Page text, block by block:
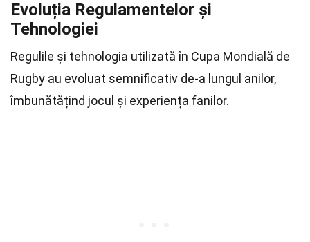
Evoluția Regulamentelor și
Tehnologiei
Regulile și tehnologia utilizată în Cupa Mondială de
Rugby au evoluat semnificativ de-a lungul anilor,
îmbunătățind jocul și experiența fanilor.